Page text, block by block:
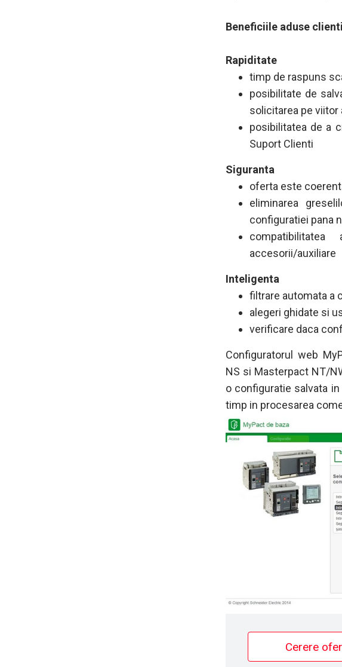
Beneficiile aduse
Rapiditate
timp de raspuns
posibilitate de
solicitarea pe
posibilitatea de a
Suport Clienti
Siguranta
oferta este
eliminarea
configuratiei pana
accesorii/auxiliare
Inteligenta
filtrare automata a
alegeri ghidate si
verificare daca
Configuratorul web
NS si Masterpact NT/
o configuratie salvata
timp in procesarea
Cerere